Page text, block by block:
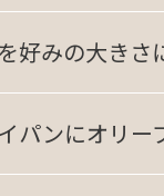
好みの大きさ
パンにオリー